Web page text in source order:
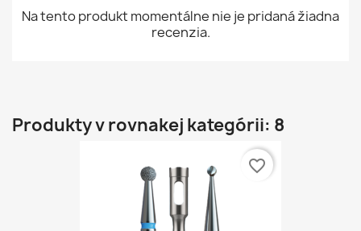
Na tento produkt momentálne nie je pridaná žiadna
recenzia.
Produkty v rovnakej kategórii: 8
favorite_border